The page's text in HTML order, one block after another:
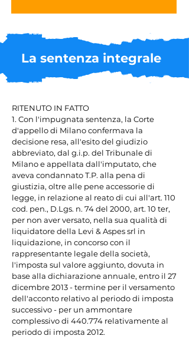
La sentenza integrale
RITENUTO IN FATTO
1. Con l'impugnata sentenza, la Corte
d'appello di Milano confermava la
decisione resa, all'esito del giudizio
abbreviato, dal g.i.p. del Tribunale di
Milano e appellata dall'imputato, che
aveva condannato T.P. alla pena di
giustizia, oltre alle pene accessorie di
legge, in relazione al reato di cui all'art. 110
cod. pen., D.Lgs. n. 74 del 2000, art. 10 ter,
per non aver versato, nella sua qualità di
liquidatore della Levi & Aspes srl in
liquidazione, in concorso con il
rappresentante legale della società,
l'imposta sul valore aggiunto, dovuta in
base alla dichiarazione annuale, entro il 27
dicembre 2013 - termine per il versamento
dell'acconto relativo al periodo di imposta
successivo - per un ammontare
complessivo di 440.774 relativamente al
periodo di imposta 2012.